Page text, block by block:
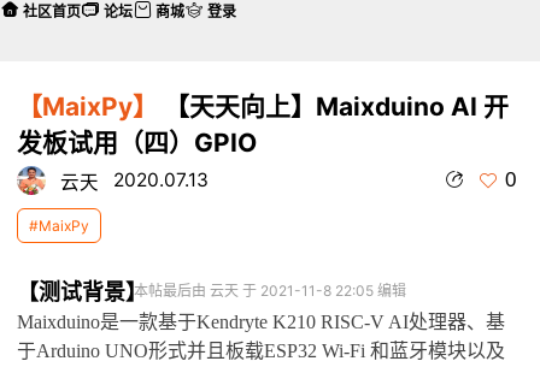
【MaixPy】
【天天向上】Maixduino AI 开
发板试用（四）GPIO
云天 2020.07.13 0
#MaixPy
本帖最后由 云天 于 2021-11-8 22:05 编辑
【测试背景】
Maixduino是一款基于Kendryte K210 RISC-V AI处理器、基
于Arduino UNO形式并且板载ESP32 Wi-Fi 和蓝牙模块以及
社区首页 论坛 商城 登录